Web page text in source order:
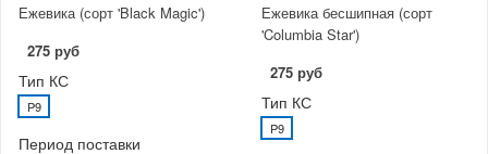
Ежевика (сорт 'Black Magic')
275 руб
Тип КС
P9
Период поставки
Ежевика бесшипная (сорт
'Columbia Star')
275 руб
Тип КС
P9